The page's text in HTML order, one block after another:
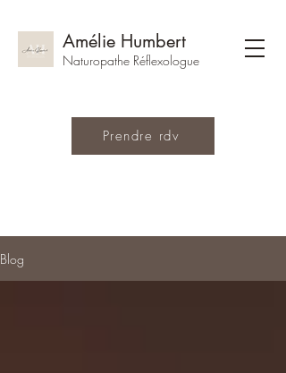
Amélie Humbert
Naturopathe Réflexologue
Prendre rdv
Blog